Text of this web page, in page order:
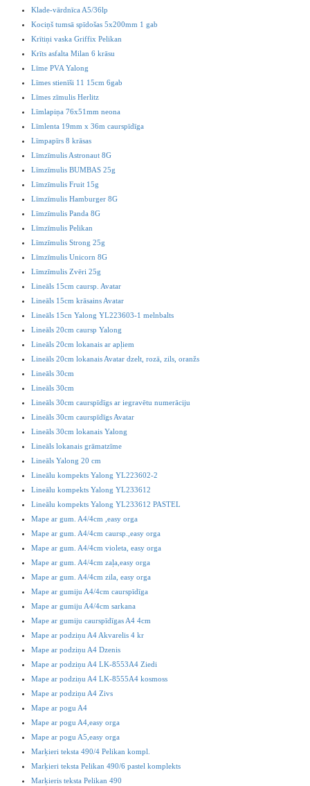
Klade-vārdnīca A5/36lp
Kociņš tumsā spīdošas 5x200mm 1 gab
Krītiņi vaska Griffix Pelikan
Krīts asfalta Milan 6 krāsu
Līme PVA Yalong
Līmes stienīši 11 15cm 6gab
Līmes zīmulis Herlitz
Līmlapiņa 76x51mm neona
Līmlenta 19mm x 36m caurspīdīga
Līmpapīrs 8 krāsas
Līmzīmulis Astronaut 8G
Līmzīmulis BUMBAS 25g
Līmzīmulis Fruit 15g
Līmzīmulis Hamburger 8G
Līmzīmulis Panda 8G
Līmzīmulis Pelikan
Līmzīmulis Strong 25g
Līmzīmulis Unicorn 8G
Līmzīmulis Zvēri 25g
Lineāls 15cm caursp. Avatar
Lineāls 15cm krāsains Avatar
Lineāls 15cn Yalong YL223603-1 melnbalts
Lineāls 20cm caursp Yalong
Lineāls 20cm lokanais ar apļiem
Lineāls 20cm lokanais Avatar dzelt, rozā, zils, oranžs
Lineāls 30cm
Lineāls 30cm
Lineāls 30cm caurspīdīgs ar iegravētu numerāciju
Lineāls 30cm caurspīdīgs Avatar
Lineāls 30cm lokanais Yalong
Lineāls lokanais grāmatzīme
Lineāls Yalong 20 cm
Lineālu kompekts Yalong YL223602-2
Lineālu kompekts Yalong YL233612
Lineālu kompekts Yalong YL233612 PASTEL
Mape ar gum. A4/4cm ,easy orga
Mape ar gum. A4/4cm caursp.,easy orga
Mape ar gum. A4/4cm violeta, easy orga
Mape ar gum. A4/4cm zaļa,easy orga
Mape ar gum. A4/4cm zila, easy orga
Mape ar gumiju A4/4cm caurspīdīga
Mape ar gumiju A4/4cm sarkana
Mape ar gumiju caurspīdīgas A4 4cm
Mape ar podziņu A4 Akvarelis 4 kr
Mape ar podziņu A4 Dzenis
Mape ar podziņu A4 LK-8553A4 Ziedi
Mape ar podziņu A4 LK-8555A4 kosmoss
Mape ar podziņu A4 Zivs
Mape ar pogu A4
Mape ar pogu A4,easy orga
Mape ar pogu A5,easy orga
Marķieri teksta 490/4 Pelikan kompl.
Marķieri teksta Pelikan 490/6 pastel komplekts
Marķieris teksta Pelikan 490